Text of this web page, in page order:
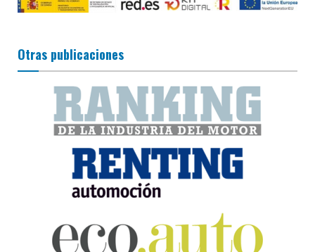
Otras publicaciones